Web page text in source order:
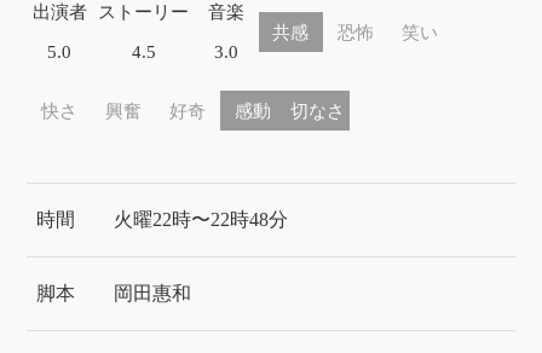
出演者
5.0
ストーリー
4.5
音楽
3.0
共感 恐怖 笑い
快さ 興奮 好奇 感動 切なさ
時間 火曜22時〜22時48分
脚本 岡田惠和